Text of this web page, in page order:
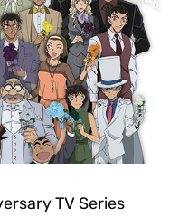
TV Series